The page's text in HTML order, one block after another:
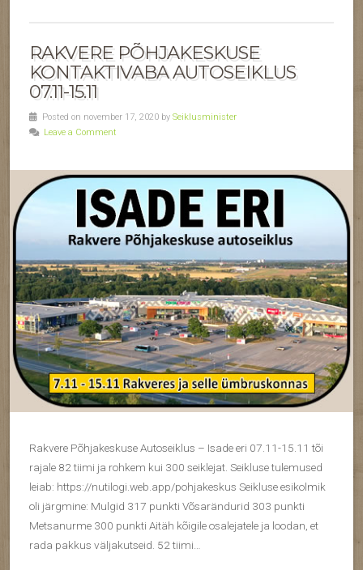
RAKVERE PÕHJAKESKUSE
KONTAKTIVABA AUTOSEIKLUS
07.11-15.11
Posted on november 17, 2020 by Seiklusminister
Leave a Comment
Rakvere Põhjakeskuse Autoseiklus – Isade eri 07.11-15.11 tõi
rajale 82 tiimi ja rohkem kui 300 seiklejat. Seikluse tulemused
leiab: https://nutilogi.web.app/pohjakeskus Seikluse esikolmik
oli järgmine: Mulgid 317 punkti Võsarändurid 303 punkti
Metsanurme 300 punkti Aitäh kõigile osalejatele ja loodan, et
rada pakkus väljakutseid. 52 tiimi…